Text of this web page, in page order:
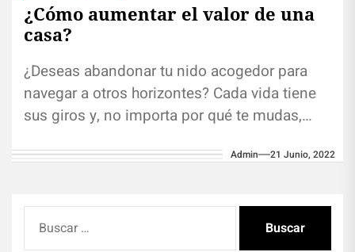
¿Cómo aumentar el valor de una
casa?
¿Deseas abandonar tu nido acogedor para
navegar a otros horizontes? Cada vida tiene
sus giros y, no importa por qué te mudas,
Admin 21 Junio, 2022